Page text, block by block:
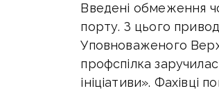
Введені обмеження
порту. З цього
Уповноваженого
профспілка
ініціативи». Фахівці